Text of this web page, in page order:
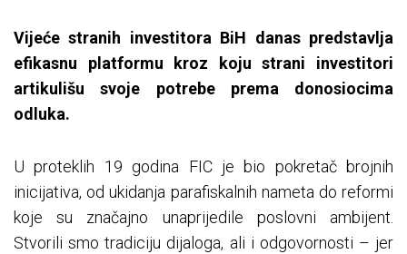
Vijeće stranih investitora BiH danas predstavlja
efikasnu platformu kroz koju strani investitori
artikulišu svoje potrebe prema donosiocima
odluka.
U proteklih 19 godina FIC je bio pokretač brojnih
inicijativa, od ukidanja parafiskalnih nameta do reformi
koje su značajno unaprijedile poslovni ambijent.
Stvorili smo tradiciju dijaloga, ali i odgovornosti – jer